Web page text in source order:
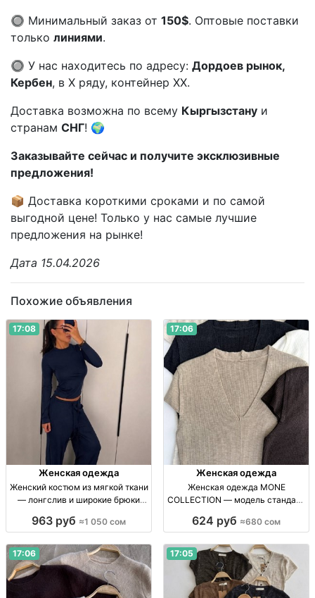
🔘 Минимальный заказ от 150$. Оптовые поставки
только линиями.
🔘 У нас находитесь по адресу: Дордоев рынок,
Кербен, в X ряду, контейнер XX.
Доставка возможна по всему Кыргызстану и
странам СНГ! 🌍
Заказывайте сейчас и получите эксклюзивные
предложения!
📦 Доставка короткими сроками и по самой
выгодной цене! Только у нас самые лучшие
предложения на рынке!
Дата 15.04.2026
Похожие объявления
17:08
Женская одежда
Женский костюм из мягкой ткани
— лонгслив и широкие брюки
с дл. рукавом, широкие брюки на
черн
963 руб ≈1 050 сом
17:06
Женская одежда
Женская одежда MONE
COLLECTION — модель стандарт
одежда, р-р стандарт, 6 нюд.
624 руб ≈680 сом
17:06 17:05